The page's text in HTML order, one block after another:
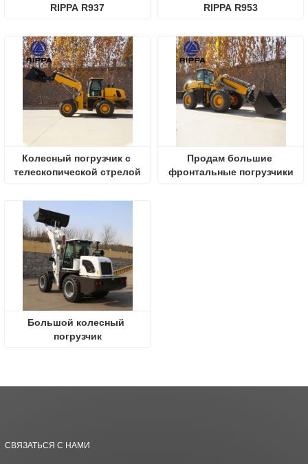
RIPPA R937
RIPPA R953
Колесный погрузчик с
телескопической стрелой
Продам большие
фронтальные погрузчики
Большой колесный
погрузчик
СВЯЗАТЬСЯ С НАМИ